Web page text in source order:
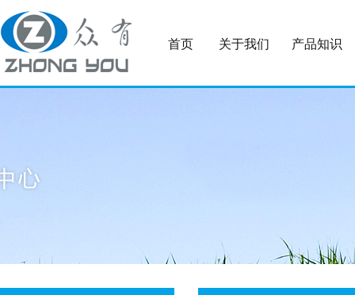
首页 关于我们 产品知识